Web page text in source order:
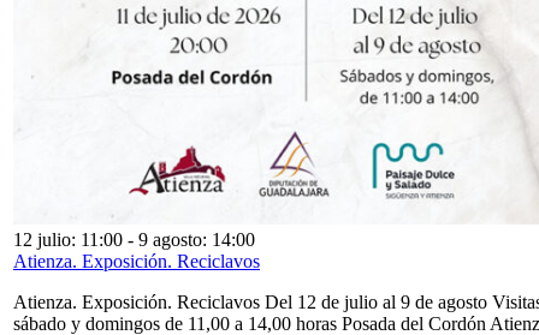
12 julio: 11:00 - 9 agosto: 14:00
Atienza. Exposición. Reciclavos
Atienza. Exposición. Reciclavos Del 12 de julio al 9 de agosto
sábado y domingos de 11,00 a 14,00 horas Posada del Cordón